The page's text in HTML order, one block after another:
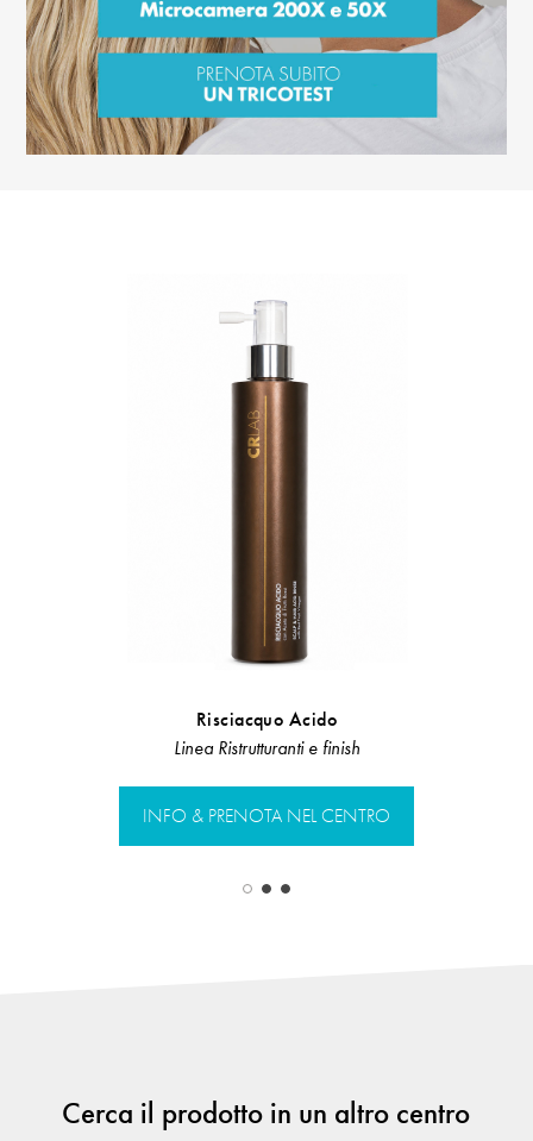
Risciacquo Acido
Linea Ristrutturanti e finish
INFO & PRENOTA NEL CENTRO
Cerca il prodotto in un altro centro